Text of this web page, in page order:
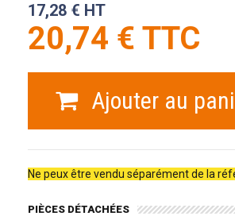
17,28 € HT
20,74 € TTC
Ajouter au
Ne peux être vendu séparément de la
PIÈCES DÉTACHÉES